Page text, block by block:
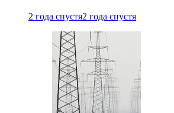
2 года спустя2 года спустя